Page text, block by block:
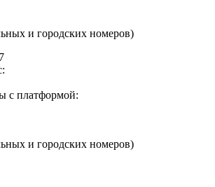
и городских номеров)
с платформой:
и городских номеров)